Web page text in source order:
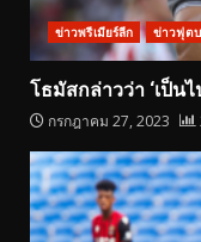
ข่าวพรีเมียร์ลีก ข่าวฟุต
โธมัสกล่าวว่า ‘เป็น
กรกฎาคม 27, 2023